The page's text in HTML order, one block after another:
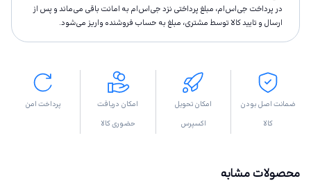
در پرداخت جی‌اس‌ام، مبلغ پرداختى نزد جی‌اس‌ام به امانت باقى مى‌ماند و پس از
ارسال و تاييد كالا توسط مشتری، مبلغ به حساب فروشنده واريز مى‌شود.
ضمانت اصل بودن
کالا
امکان تحویل
اکسپرس
امکان دریافت
حضوری کالا
پرداخت امن
محصولات مشابه